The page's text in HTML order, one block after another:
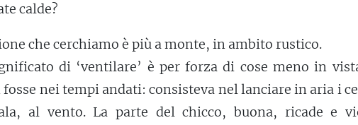
calde?
che cerchiamo è più a monte, in ambito rustico.
di ‘ventilare’ è per forza di cose meno in
nei tempi andati: consisteva nel lanciare in aria i
al vento. La parte del chicco, buona, ricade e